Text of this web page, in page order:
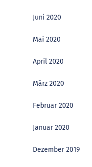
Juni 2020
Mai 2020
April 2020
März 2020
Februar 2020
Januar 2020
Dezember 2019